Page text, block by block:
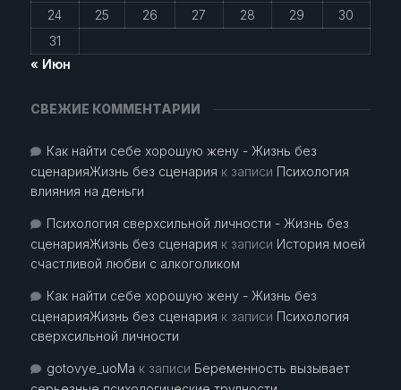
24
25 26 27 28 29
30
31
« Июн
СВЕЖИЕ КОММЕНТАРИИ
Как найти себе хорошую жену - Жизнь без
сценарияЖизнь без сценария к записи Психология
влияния на деньги
Психология сверхсильной личности - Жизнь без
сценарияЖизнь без сценария к записи История моей
счастливой любви с алкоголиком
Как найти себе хорошую жену - Жизнь без
сценарияЖизнь без сценария к записи Психология
сверхсильной личности
gotovye_uoMa к записи Беременность вызывает